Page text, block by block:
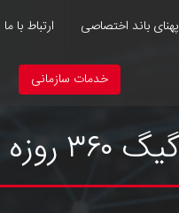
پهنای باند اختصاصی ارتباط با ما
خدمات سازمانی